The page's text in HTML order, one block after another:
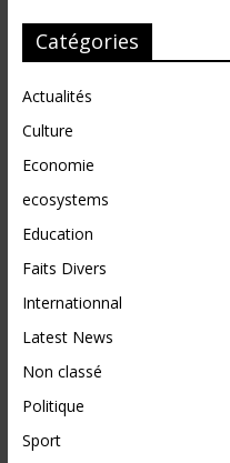
Catégories
Actualités
Culture
Economie
ecosystems
Education
Faits Divers
Internationnal
Latest News
Non classé
Politique
Sport